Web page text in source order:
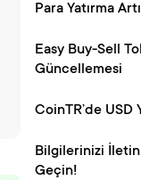
Para Yatırma
Easy Buy-Sell
Güncellemesi
CoinTR’de USD
Bilgilerinizi
Geçin!